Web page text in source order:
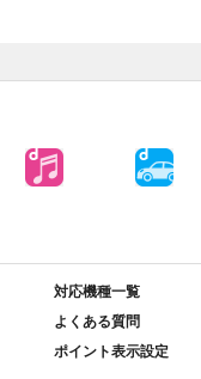
対応機種一覧
よくある質問
ポイント表示設定